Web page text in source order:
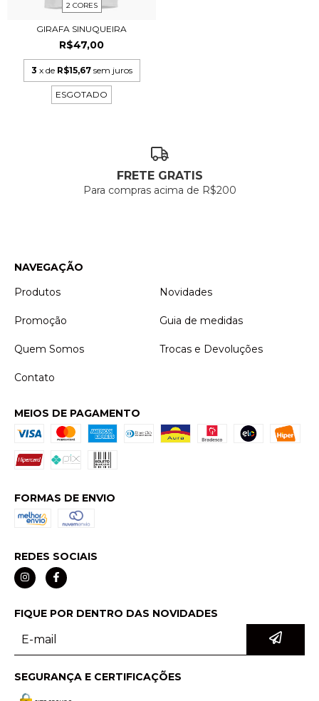
2 CORES
GIRAFA SINUQUEIRA
R$47,00
3 x de R$15,67 sem juros
ESGOTADO
FRETE GRATIS
Para compras acima de R$200
NAVEGAÇÃO
Produtos
Novidades
Promoção Guia de medidas
Quem Somos Trocas e Devoluções
Contato
MEIOS DE PAGAMENTO
FORMAS DE ENVIO
REDES SOCIAIS
FIQUE POR DENTRO DAS NOVIDADES
SEGURANÇA E CERTIFICAÇÕES